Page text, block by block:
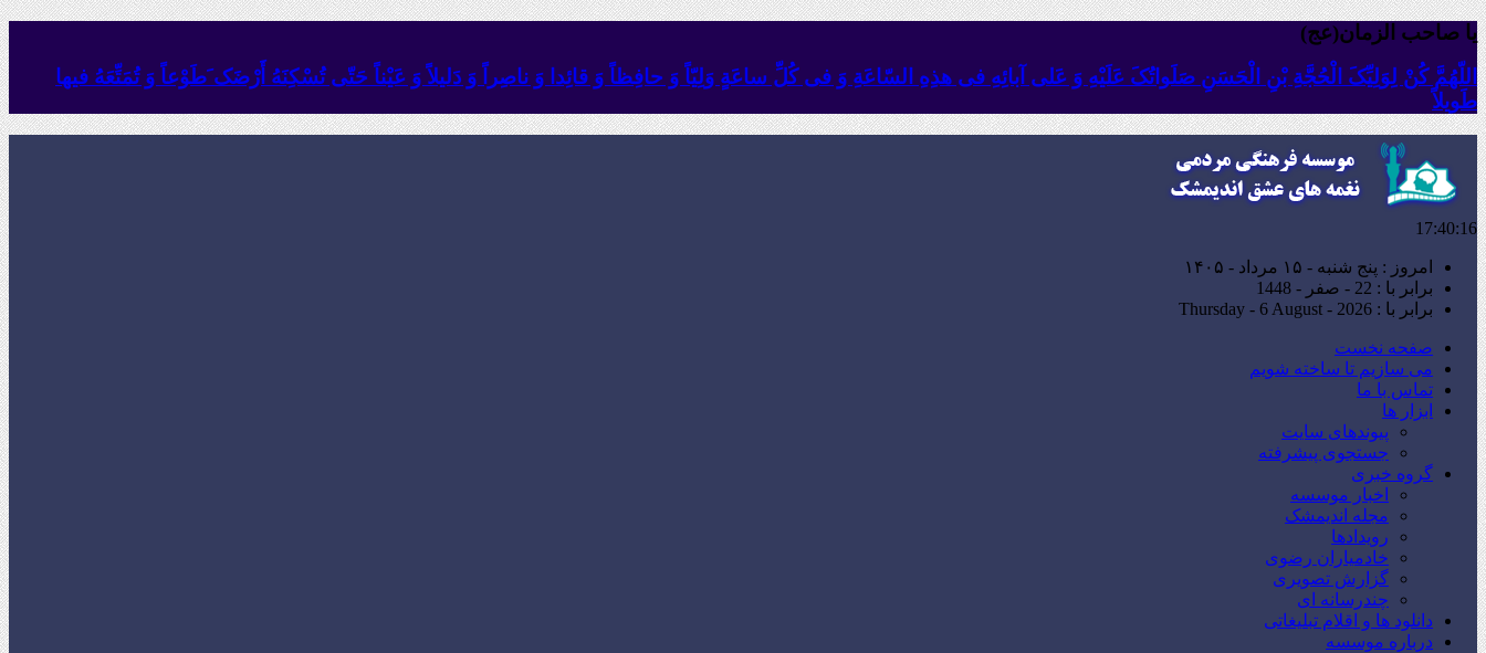
یا صاحب الزمان(عج)
اللّهُمَّ کُنْ لِوَلِیِّکَ الْحُجَّةِ بْنِ الْحَسَنِ صَلَواتُکَ عَلَیْهِ وَ عَلى آبائِهِ فی هذِهِ السّاعَةِ وَ فی کُلِّ ساعَةٍ وَلِیّاً وَ حافِظاً وَ قائِدا ‏وَ ناصِراً وَ دَلیلاً وَ عَیْناً حَتّى تُسْکِنَهُ أَرْضَک َطَوْعاً وَ تُمَتِّعَهُ فیها
طَویلاً
17:40:17
امروز : پنج شنبه - ۱۵ مرداد - ۱۴۰۵
برابر با : 22 - صفر - 1448
برابر با : Thursday - 6 August - 2026
صفحه نخست
می سازیم تا ساخته شویم
تماس با ما
ابزار ها
پیوندهای سایت
جستجوی پیشرفته
گروه خبری
اخبار موسسه
مجله اندیمشک
رویدادها
خادمیاران رضوی
گزارش تصویری
چندرسانه ای
دانلود ها و اقلام تبلیغاتی
درباره موسسه